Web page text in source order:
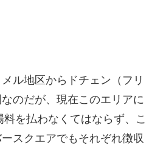
ル地区からドチェン（フリ
のだが、現在このエリアに
を払わなくてはならず、こ
スクエアでもそれぞれ徴収